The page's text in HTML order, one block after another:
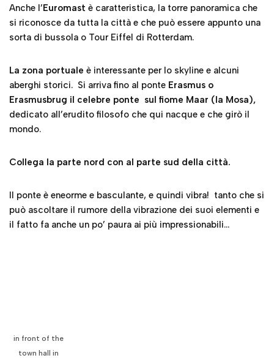
Anche l’Euromast è caratteristica, la torre panoramica che
si riconosce da tutta la città e che può essere appunto una
sorta di bussola o Tour Eiffel di Rotterdam.
La zona portuale è interessante per lo skyline e alcuni
aberghi storici. Si arriva fino al ponte Erasmus o
Erasmusbrug il celebre ponte sul fiome Maar (la Mosa),
dedicato all’erudito filosofo che qui nacque e che girò il
mondo.
Collega la parte nord con al parte sud della città.
Il ponte è eneorme e basculante, e quindi vibra! tanto che si
può ascoltare il rumore della vibrazione dei suoi elementi e
il fatto fa anche un po’ paura ai più impressionabili…
in front of the
town hall in